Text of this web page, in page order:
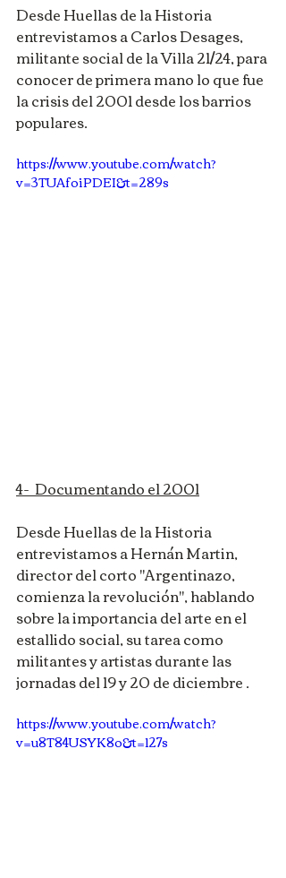
Desde Huellas de la Historia
entrevistamos a Carlos Desages,
militante social de la Villa 21/24, para
conocer de primera mano lo que fue
la crisis del 2001 desde los barrios
populares.
https://www.youtube.com/watch?
v=3TUAfoiPDEI&t=289s
4-  Documentando el 2001
Desde Huellas de la Historia
entrevistamos a Hernán Martin,
director del corto "Argentinazo,
comienza la revolución", hablando
sobre la importancia del arte en el
estallido social, su tarea como
militantes y artistas durante las
jornadas del 19 y 20 de diciembre .
https://www.youtube.com/watch?
v=u8T84USYK8o&t=127s